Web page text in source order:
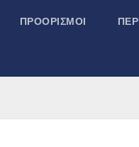
ΠΡΟΟΡΙΣΜΟΙ